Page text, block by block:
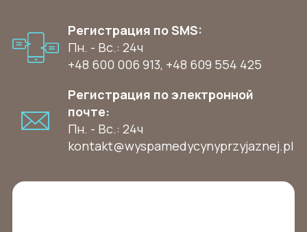
Регистрация по SMS:
Пн. - Вс.: 24ч
+48 600 006 913, +48 609 554 425
Регистрация по электронной
почте:
Пн. - Вс.: 24ч
kontakt@wyspamedycynyprzyjaznej.pl